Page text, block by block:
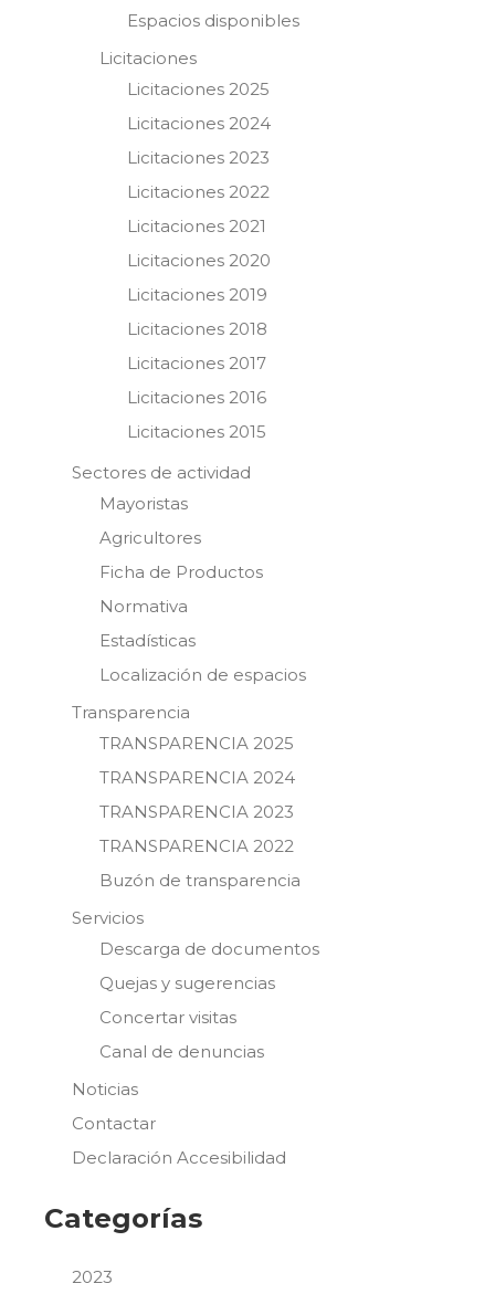
Espacios disponibles
Licitaciones
Licitaciones 2025
Licitaciones 2024
Licitaciones 2023
Licitaciones 2022
Licitaciones 2021
Licitaciones 2020
Licitaciones 2019
Licitaciones 2018
Licitaciones 2017
Licitaciones 2016
Licitaciones 2015
Sectores de actividad
Mayoristas
Agricultores
Ficha de Productos
Normativa
Estadísticas
Localización de espacios
Transparencia
TRANSPARENCIA 2025
TRANSPARENCIA 2024
TRANSPARENCIA 2023
TRANSPARENCIA 2022
Buzón de transparencia
Servicios
Descarga de documentos
Quejas y sugerencias
Concertar visitas
Canal de denuncias
Noticias
Contactar
Declaración Accesibilidad
Categorías
2023